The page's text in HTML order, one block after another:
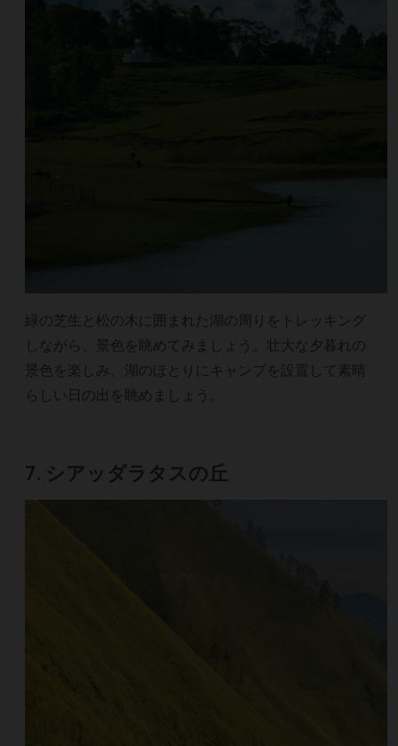
緑の芝生と松の木に囲まれた湖の周りをトレッキング
しながら、景色を眺めてみましょう。壮大な夕暮れの
景色を楽しみ、湖のほとりにキャンプを設置して素晴
らしい日の出を眺めましょう。
7. シアッダラタスの丘